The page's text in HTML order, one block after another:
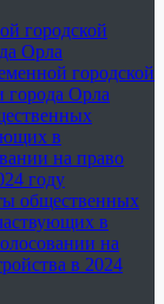
городской
Орла
городской
города Орла
в
на право
году
общественных
в
на
в 2024